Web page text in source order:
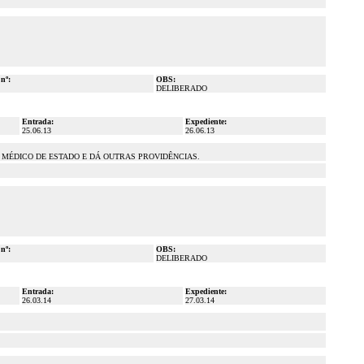
OBS:
DELIBERADO
Entrada:
25.06.13
Expediente:
26.06.13
DE ESTADO E DÁ OUTRAS PROVIDÊNCIAS.
OBS:
DELIBERADO
Entrada:
26.03.14
Expediente:
27.03.14